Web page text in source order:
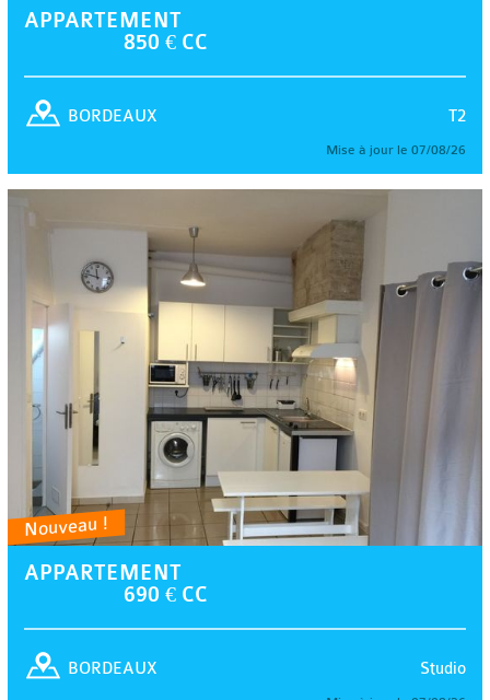
APPARTEMENT
850 € CC
T2
BORDEAUX
Mise à jour le 07/08/26
Nouveau !
APPARTEMENT
690 € CC
Studio
BORDEAUX